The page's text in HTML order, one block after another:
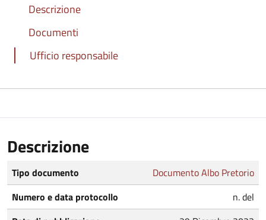
Descrizione
Documenti
Ufficio responsabile
Descrizione
Tipo documento
Documento Albo Pretorio
Numero e data protocollo
n. del